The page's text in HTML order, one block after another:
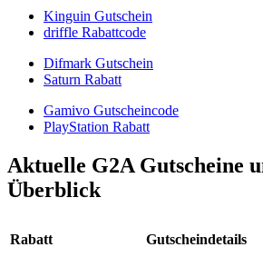
Kinguin Gutschein
driffle Rabattcode
Difmark Gutschein
Saturn Rabatt
Gamivo Gutscheincode
PlayStation Rabatt
Aktuelle G2A Gutscheine
Überblick
Rabatt Gutscheindetails